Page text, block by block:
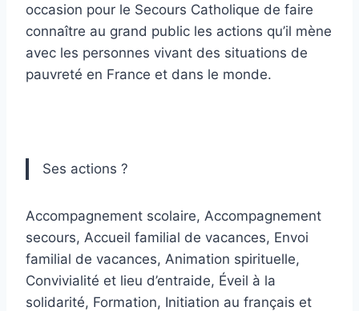
occasion pour le Secours Catholique de faire
connaître au grand public les actions qu’il mène
avec les personnes vivant des situations de
pauvreté en France et dans le monde.
Ses actions ?
Accompagnement scolaire, Accompagnement
secours, Accueil familial de vacances, Envoi
familial de vacances, Animation spirituelle,
Convivialité et lieu d’entraide, Éveil à la
solidarité, Formation, Initiation au français et